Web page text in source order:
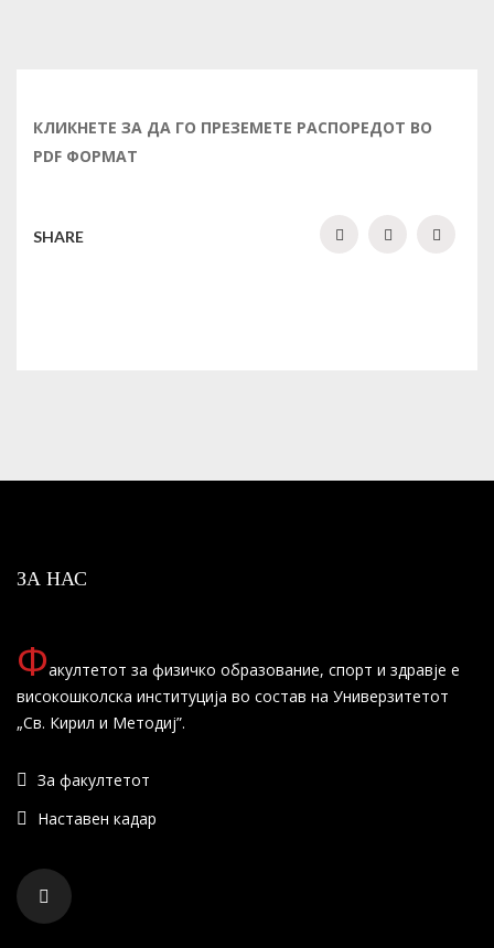
КЛИКНЕТЕ ЗА ДА ГО ПРЕЗЕМЕТЕ РАСПОРЕДОТ ВО
PDF ФОРМАТ
SHARE
ЗА НАС
Факултетот за физичко образование, спорт и здравје е
високошколска институција во состав на Универзитетот
„Св. Кирил и Методиј”.
За факултетот
Наставен кадар